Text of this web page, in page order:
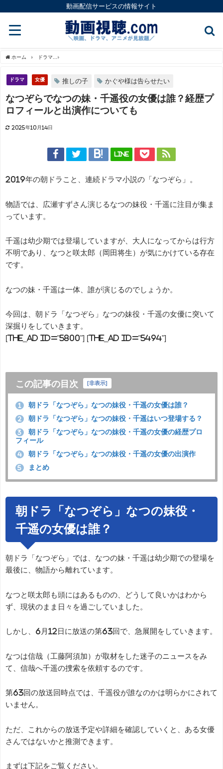
動画配信サービスの情報サイト
ホーム ドラマ
ドラマ 女優 推しの子 かぐや様は告らせたい
なつぞらでなつの妹・千遥役の女優は誰？経歴プ
ロフィールと出演作についても
2025年10月14日
LINE
2019年の朝ドラこと、連続ドラマ小説の「なつぞら」。
物語では、広瀬すずさん演じるなつの妹役・千遥に注目が集ま
っています。
千遥は幼少期では登場していますが、大人になってからは行方
不明であり、なつと咲太郎（岡田将生）が気にかけている存在
です。
なつの妹・千遥は一体、誰が演じるのでしょうか。
今回は、朝ドラ「なつぞら」なつの妹役・千遥の女優に突いて
深掘りをしていきます。
[the_ad id="5800"] [the_ad id="5494"]
この記事の目次 [非表示]
1 朝ドラ「なつぞら」なつの妹役・千遥の女優は誰？
2 朝ドラ「なつぞら」なつの妹役・千遥はいつ登場する？
3
朝ドラ「なつぞら」なつの妹役・千遥の女優の経歴プロ
フィール
4 朝ドラ「なつぞら」なつの妹役・千遥の女優の出演作
5 まとめ
朝ドラ「なつぞら」なつの妹役・
千遥の女優は誰？
朝ドラ「なつぞら」では、なつの妹・千遥は幼少期での登場を
最後に、物語から離れています。
なつと咲太郎も頭にはあるものの、どうして良いかはわから
ず、現状のまま日々を過ごしていました。
しかし、6月12日に放送の第63回で、急展開をしていきます。
なつは信哉（工藤阿須加）が取材をした迷子のニュースをみ
て、信哉へ千遥の捜索を依頼するのです。
第63回の放送回時点では、千遥役が誰なのかは明らかにされて
いません。
ただ、これからの放送予定や詳細を確認していくと、ある女優
さんではないかと推測できます。
まずは下記をご覧ください。